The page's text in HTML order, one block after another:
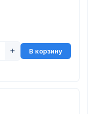
+ В корзину